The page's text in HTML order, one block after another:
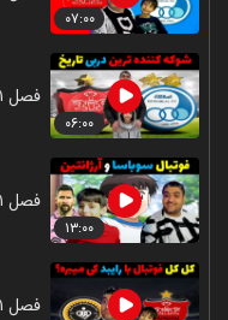
۰۷:۰۰
۰۶:۰۰
فصل ۱ - شوکه کننده ترین دربی تاریخ
۱۳:۰۰
فصل ۱ - فوتبال سوباسا و آرژانتین
فصل ۱ - سپاهان و پرسپولیس